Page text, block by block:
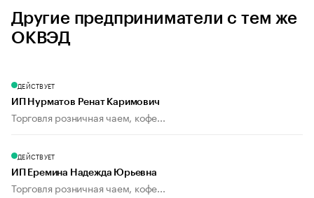
Другие предприниматели с тем же
ОКВЭД
ДЕЙСТВУЕТ
ИП Нурматов Ренат Каримович
Торговля розничная чаем, кофе...
ДЕЙСТВУЕТ
ИП Еремина Надежда Юрьевна
Торговля розничная чаем, кофе...